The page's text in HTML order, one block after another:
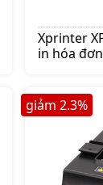
Xprinter
in hóa
lên ngay
ưu đãi.
giảm 2.3%